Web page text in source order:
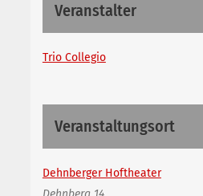
Veranstalter
Trio Collegio
Veranstaltungsort
Dehnberger Hoftheater